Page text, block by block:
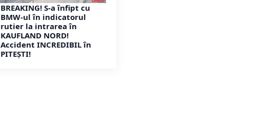
BREAKING! S-a înfipt cu
BMW-ul în indicatorul
rutier la intrarea în
KAUFLAND NORD!
Accident INCREDIBIL în
PITEȘTI!